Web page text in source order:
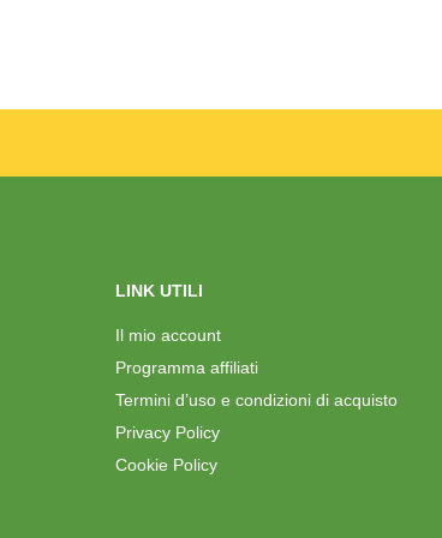
LINK UTILI
Il mio account
Programma affiliati
Termini d’uso e condizioni di acquisto
Privacy Policy
Cookie Policy